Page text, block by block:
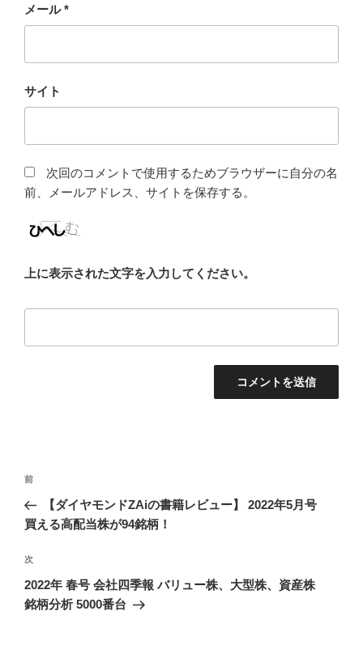
メール*
サイト
次回のコメントで使用するためブラウザーに自分の名
前、メールアドレス、サイトを保存する。
上に表示された文字を入力してください。
投
ナ
ゲ
ー
シ
前
の
投
前
【ダイヤモンドZAiの書籍レビュー】 2022年5月号
買える高配当株が94銘柄！
次
の
投
次
2022年 春号 会社四季報 バリュー株、大型株、資産株
銘柄分析 5000番台